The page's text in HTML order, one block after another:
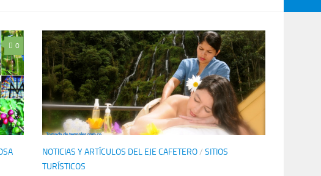
0
NOTICIAS Y ARTÍCULOS DEL EJE CAFETERO/ SITIOS
TURÍSTICOS